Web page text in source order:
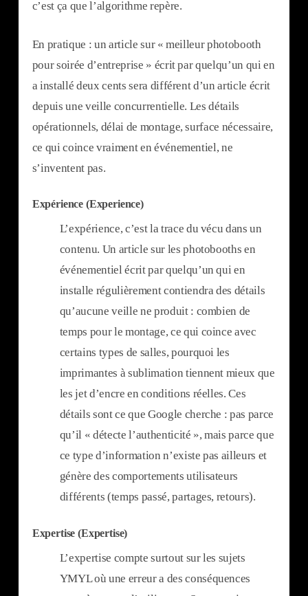
c’est ça que l’algorithme repère.
En pratique : un article sur « meilleur photobooth
pour soirée d’entreprise » écrit par quelqu’un qui en
a installé deux cents sera différent d’un article écrit
depuis une veille concurrentielle. Les détails
opérationnels, délai de montage, surface nécessaire,
ce qui coince vraiment en événementiel, ne
s’inventent pas.
Expérience (Experience)
L’expérience, c’est la trace du vécu dans un
contenu. Un article sur les photobooths en
événementiel écrit par quelqu’un qui en
installe régulièrement contiendra des détails
qu’aucune veille ne produit : combien de
temps pour le montage, ce qui coince avec
certains types de salles, pourquoi les
imprimantes à sublimation tiennent mieux que
les jet d’encre en conditions réelles. Ces
détails sont ce que Google cherche : pas parce
qu’il « détecte l’authenticité », mais parce que
ce type d’information n’existe pas ailleurs et
génère des comportements utilisateurs
différents (temps passé, partages, retours).
Expertise (Expertise)
L’expertise compte surtout sur les sujets
YMYL où une erreur a des conséquences